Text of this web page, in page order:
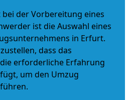
der Vorbereitung eines
ist die Auswahl eines
in Erfurt.
dass das
erforderliche Erfahrung
um den Umzug